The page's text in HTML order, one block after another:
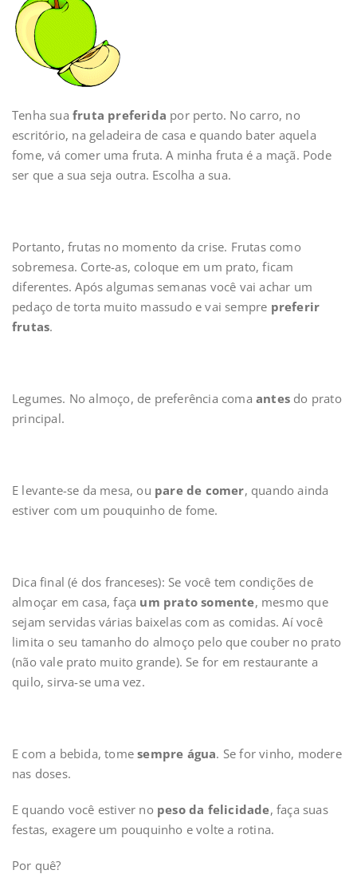
Tenha sua fruta preferida por perto. No carro, no
escritório, na geladeira de casa e quando bater aquela
fome, vá comer uma fruta. A minha fruta é a maçã. Pode
ser que a sua seja outra. Escolha a sua.
Portanto, frutas no momento da crise. Frutas como
sobremesa. Corte-as, coloque em um prato, ficam
diferentes. Após algumas semanas você vai achar um
pedaço de torta muito massudo e vai sempre preferir
frutas.
Legumes. No almoço, de preferência coma antes do prato
principal.
E levante-se da mesa, ou pare de comer, quando ainda
estiver com um pouquinho de fome.
Dica final (é dos franceses): Se você tem condições de
almoçar em casa, faça um prato somente, mesmo que
sejam servidas várias baixelas com as comidas. Aí você
limita o seu tamanho do almoço pelo que couber no prato
(não vale prato muito grande). Se for em restaurante a
quilo, sirva-se uma vez.
E com a bebida, tomesempre água. Se for vinho, modere
nas doses.
E quando você estiver no peso da felicidade, faça suas
festas, exagere um pouquinho e volte a rotina.
Por quê?